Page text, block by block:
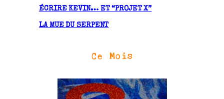
ÉCRIRE KEVIN… ET “PROJET X”
LA MUE DU SERPENT
Ce Mois